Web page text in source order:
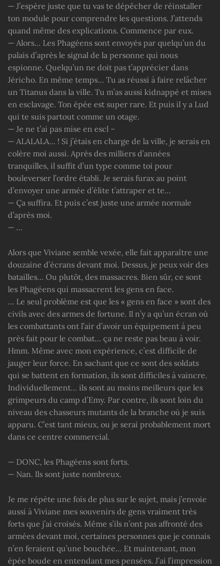
— J’espère juste que tu vas te dépêcher de réinstaller
ton module pour comprendre les questions. J’attends
quand même des explications. Commence par eux.
— Alors… Les Phagéens sont envoyés par quelqu’un du
palais d’après le signal de la personne qui nous
espionne. Quelqu’un ne doit pas t’apprécier dans
Jéricho. En même temps… Tu as réussi à faire relâcher
un Titanus dans la ville. Tu m’as aussi kidnappé et mises
en esclavage. Ton épée est super rare. Et puis il y a Lud
qui te suis partout comme un otage.
— Je ne t’ai pas mise en escl –
— ALALALA… ! Si j’étais en charge de la ville, je serais en
colère moi aussi. Après des milliers d’années
tranquilles, il suffit d’un type comme toi pour
bouleverser l’ordre établi. Je serais furax au point
d’envoyer une armée d’élite t’attraper et te…
— Ça suffira. Et puis c’est juste une armée normale
d’après moi.
— …
Alors que Viviane semble vexée, elle fait apparaître une
douzaine d’écrans devant moi. Dessus, je peux voir des
batailles… Ou plutôt, des massacres. Bien sûr, ce sont
les Phagéens qui massacrent les gens en face.
… Le seul problème est que les « gens en face » sont des
civils avec des armes de fortune. Il n’y a qu’un écran où
les combattants ont l’air d’avoir un équipement à peu
près fait pour le combat… ça ne reste pas beau à voir.
Hmm. Même avec mon expérience, c’est difficile de
jauger leur force. En sachant que ce sont des soldats
qui se battent en formation, ils sont difficiles à vaincre.
Individuellement… ils sont au moins meilleurs que les
grimpeurs du camp d’Emy. Par contre, ils sont loin du
niveau des chasseurs mutants de la branche où je suis
apparu. C’est tant mieux, ou je serai probablement mort
dans ce centre commercial.
— DONC, les Phagéens sont forts.
— Nan. Ils sont juste nombreux.
Je me répète une fois de plus sur le sujet, mais j’envoie
aussi à Viviane mes souvenirs de gens vraiment très
forts que j’ai croisés. Même s’ils n’ont pas affronté des
armées devant moi, certaines personnes que je connais
n’en feraient qu’une bouchée… Et maintenant, mon
épée boude en entendant mes pensées. J’ai l’impression